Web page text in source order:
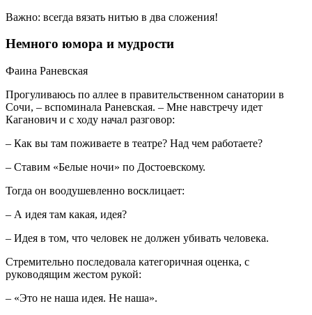
Важно: всегда вязать нитью в два сложения!
Немного юмора и мудрости
Фаина Раневская
Прогуливаюсь по аллее в правительственном санатории в
Сочи, – вспоминала Раневская. – Мне навстречу идет
Каганович и с ходу начал разговор:
– Как вы там поживаете в театре? Над чем работаете?
– Ставим «Белые ночи» по Достоевскому.
Тогда он воодушевленно восклицает:
– А идея там какая, идея?
– Идея в том, что человек не должен убивать человека.
Стремительно последовала категоричная оценка, с
руководящим жестом рукой:
– «Это не наша идея. Не наша».